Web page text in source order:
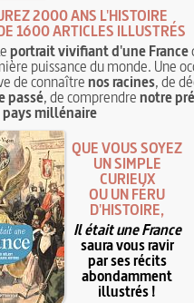
2000 ANS L'HISTOIRE
1600 ARTICLES ILLUSTRÉS
portrait vivifiant d'une France
puissance du monde. Une
de connaîtrenos racines, de
passé, de comprendrenotre
millénaire
QUE VOUS SOYEZ
UN SIMPLE
CURIEUX
OU UN FÉRU
D'HISTOIRE,
Il était une France
saura vous ravir
par ses récits
abondamment
illustrés !